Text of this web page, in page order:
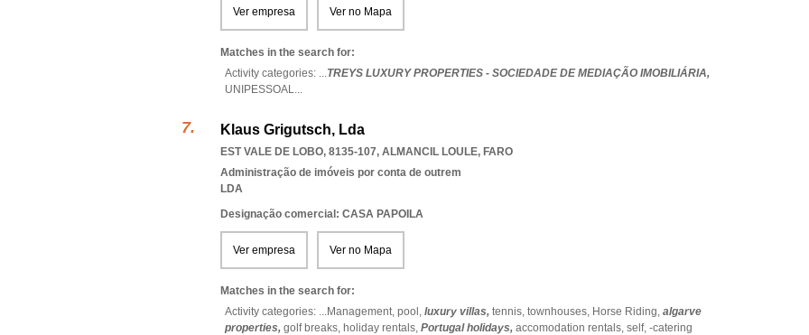
Ver empresa Ver no Mapa
Matches in the search for:
Activity categories: ...TREYS LUXURY PROPERTIES - SOCIEDADE DE MEDIAÇÃO IMOBILIÁRIA,
UNIPESSOAL...
Klaus Grigutsch, Lda
EST VALE DE LOBO, 8135-107, ALMANCIL LOULE, FARO
Administração de imóveis por conta de outrem
LDA
Designação comercial: CASA PAPOILA
Ver empresa Ver no Mapa
Matches in the search for:
Activity categories: ...Management, pool, luxury villas, tennis, townhouses, Horse Riding, algarve
properties, golf breaks, holiday rentals, Portugal holidays, accomodation rentals, self, -catering